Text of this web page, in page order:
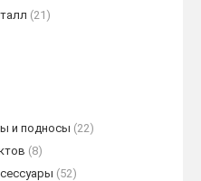
(21)
и подносы (22)
(8)
(52)